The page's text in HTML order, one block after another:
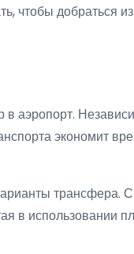
чтобы добраться
аэропорт.
экономит
трансфера. С
в использовании